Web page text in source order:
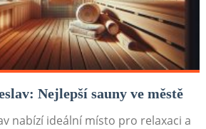
Nejlepší sauny ve městě
nabízí ideální místo pro relaxaci a